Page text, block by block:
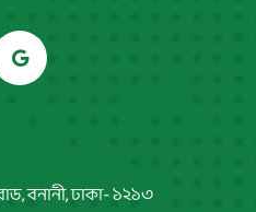
বনানী, ঢাকা- ১২১৩